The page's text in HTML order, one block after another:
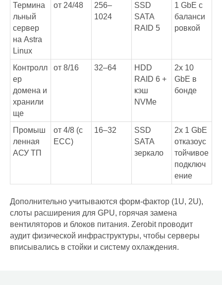
Термина
льный
сервер
на Astra
Linux
от 24/48
256–
1024
SSD
SATA
RAID 5
1 GbE с
баланси
ровкой
Контролл
ер
домена и
хранили
ще
от 8/16 32–64
HDD
RAID 6 +
кэш
NVMe
2x 10
GbE в
бонде
Промыш
ленная
АСУ ТП
от 4/8 (с
ECC)
16–32
SSD
SATA
зеркало
2x 1 GbE
отказоус
тойчивое
подключ
ение
Дополнительно учитываются форм-фактор (1U, 2U),
слоты расширения для GPU, горячая замена
вентиляторов и блоков питания. Zerobit проводит
аудит физической инфраструктуры, чтобы серверы
вписывались в стойки и систему охлаждения.